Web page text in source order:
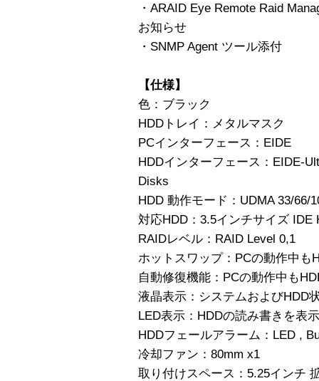
・ARAID Eye Remote Raid
お知らせ
・SNMP Agent ツール添付
【仕様】
色：ブラック
HDDトレイ：メタルマスク
PCインターフェース：EIDE
HDDインターフェース：EIDE-
Disks
HDD 動作モード：UDMA 33/66/
対応HDD：3.5インチサイズ IDE
RAIDレベル：RAID Level 0,1
ホットスワップ：PCの動作中も
自動修復機能：PCの動作中も
液晶表示：システムおよびHDD
LED表示：HDDの読み書きを表示
HDDフェールアラーム：LED ,
冷却ファン：80mm x1
取り付けスペース：5.25インチ